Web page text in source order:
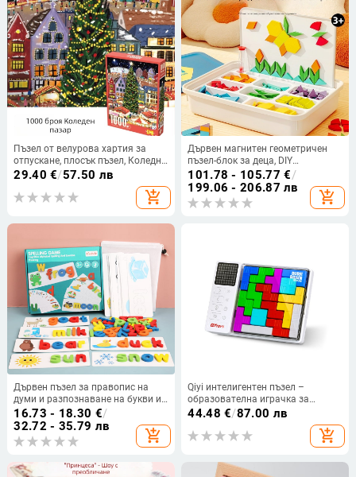
Пъзел от велурова хартия за
отпускане, плосък пъзел, Коледна
снежна сцена, персонализируеми
дизайни (Материал: хартия;
Категория: плосък пъзел; Тема:
29.40 €/57.50 лв
add_shopping_cart
Дървен магнитен геометричен
пъзел-блок за деца, DIY
многофункционална плоска
дъска, 4–6 години, марка
Mideer/Milu
101.78 - 105.77 €/
199.06 - 206.87 лв
add_shopping_cart
Дървен пъзел за правопис на
думи и разпознаване на букви и
цифри, образователна игра за
деца на 4–6 години, с
персонализиране на лого
16.73 - 18.30 €/
32.72 - 35.79 лв
add_shopping_cart
Qiyi интелигентен пъзел –
образователна играчка за
когнитивно развитие и логическо
Spelling illustrations, boards – За
44.48 €/87.00 лв
add_shopping_cart